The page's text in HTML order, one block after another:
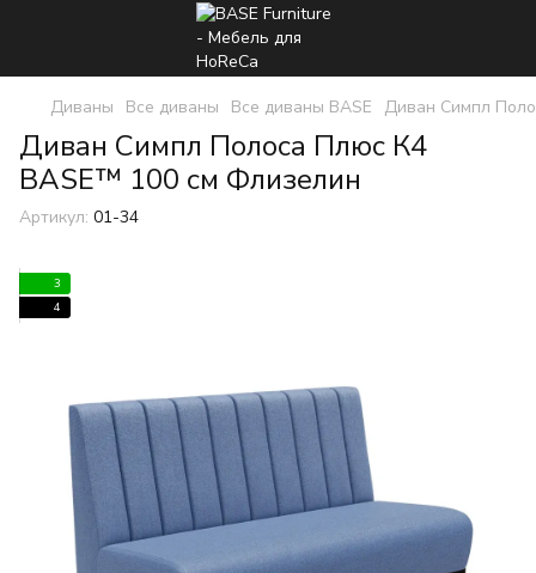
Диваны Все диваны Все диваны BASE Диван Симпл
Диван Симпл Полоса Плюс К4
BASE™ 100 см Флизелин
Артикул: 01-34
3
4